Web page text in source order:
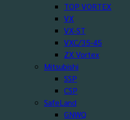
TOP VORTEX
VX
VX-ST
VXC/35-45
ZX Vortex
Mitsubishi
SSP
CSP
SafeLand
GNWQ